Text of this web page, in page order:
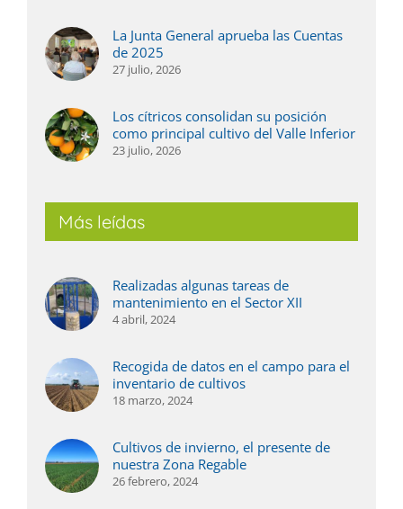
La Junta General aprueba las Cuentas
de 2025
27 julio, 2026
Los cítricos consolidan su posición
como principal cultivo del Valle Inferior
23 julio, 2026
Más leídas
Realizadas algunas tareas de
mantenimiento en el Sector XII
4 abril, 2024
Recogida de datos en el campo para el
inventario de cultivos
18 marzo, 2024
Cultivos de invierno, el presente de
nuestra Zona Regable
26 febrero, 2024